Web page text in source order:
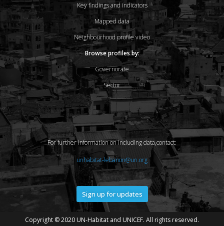
Key findings and indicators
Mapped data
Neighbourhood profile video
Browse profiles by:
Governorate
Sector
For further information on including data,contact:
unhabitat-lebanon@un.org
Sign up for updates
Copyright © 2020 UN-Habitat and UNICEF. All rights reserved.